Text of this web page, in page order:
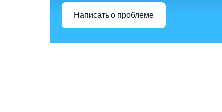
Написать о проблеме